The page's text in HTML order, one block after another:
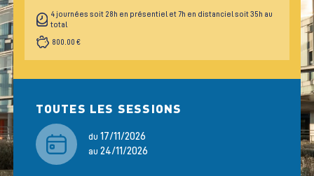
4 journées soit 28h en présentiel et 7h en distanciel soit 35h au
total
800.00 €
TOUTES LES SESSIONS
du 17/11/2026
au 24/11/2026